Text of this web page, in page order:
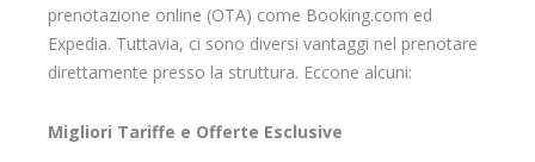
prenotazione online (OTA) come Booking.com ed
Expedia. Tuttavia, ci sono diversi vantaggi nel prenotare
direttamente presso la struttura. Eccone alcuni:
Migliori Tariffe e Offerte Esclusive